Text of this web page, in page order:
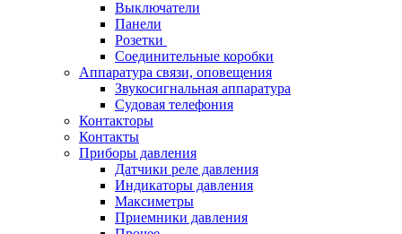
Выключатели
Панели
Розетки
Соединительные коробки
Аппаратура связи, оповещения
Звукосигнальная аппаратура
Судовая телефония
Контакторы
Контакты
Приборы давления
Датчики реле давления
Индикаторы давления
Максиметры
Приемники давления